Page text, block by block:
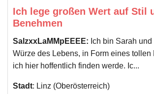
Ich lege großen Wert auf Stil
Benehmen
SalzxxLaMMpEEEE: Ich bin Sarah
Würze des Lebens, in Form eines tollen
ich hier hoffentlich finden werde. Ic...
Stadt: Linz (Oberösterreich)